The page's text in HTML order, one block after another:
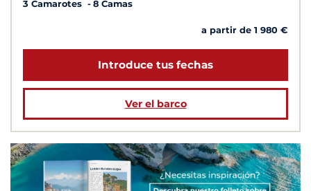
3 Camarotes
8 Camas
a partir de 1 980 €
Introduce tus fechas
Ver el barco